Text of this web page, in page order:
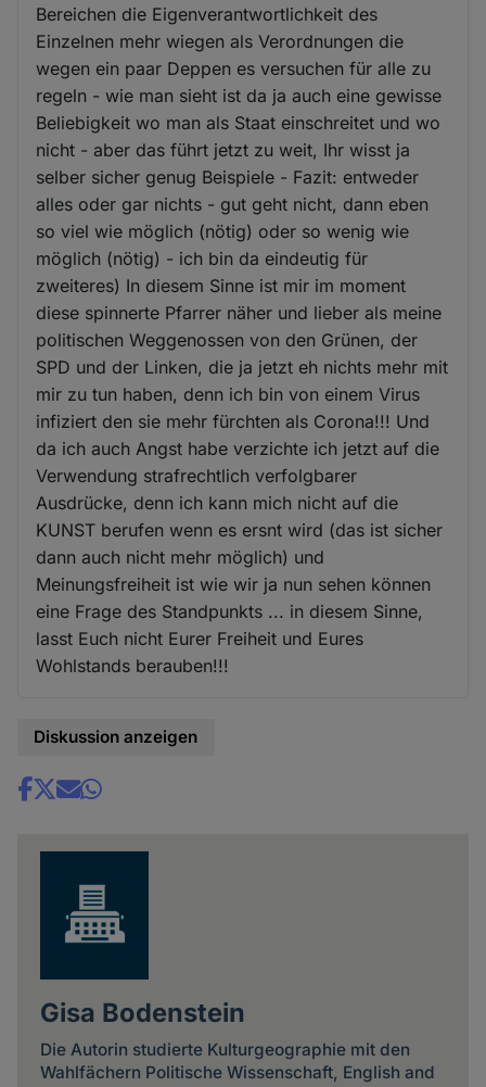
Bereichen die Eigenverantwortlichkeit des
Einzelnen mehr wiegen als Verordnungen die
wegen ein paar Deppen es versuchen für alle zu
regeln - wie man sieht ist da ja auch eine gewisse
Beliebigkeit wo man als Staat einschreitet und wo
nicht - aber das führt jetzt zu weit, Ihr wisst ja
selber sicher genug Beispiele - Fazit: entweder
alles oder gar nichts - gut geht nicht, dann eben
so viel wie möglich (nötig) oder so wenig wie
möglich (nötig) - ich bin da eindeutig für
zweiteres) In diesem Sinne ist mir im moment
diese spinnerte Pfarrer näher und lieber als meine
politischen Weggenossen von den Grünen, der
SPD und der Linken, die ja jetzt eh nichts mehr mit
mir zu tun haben, denn ich bin von einem Virus
infiziert den sie mehr fürchten als Corona!!! Und
da ich auch Angst habe verzichte ich jetzt auf die
Verwendung strafrechtlich verfolgbarer
Ausdrücke, denn ich kann mich nicht auf die
KUNST berufen wenn es ersnt wird (das ist sicher
dann auch nicht mehr möglich) und
Meinungsfreiheit ist wie wir ja nun sehen können
eine Frage des Standpunkts ... in diesem Sinne,
lasst Euch nicht Eurer Freiheit und Eures
Wohlstands berauben!!!
Diskussion anzeigen
Share
Gisa Bodenstein
Die Autorin studierte Kulturgeographie mit den
Wahlfächern Politische Wissenschaft, English and